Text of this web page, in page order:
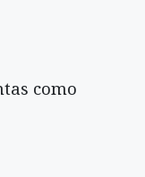
como